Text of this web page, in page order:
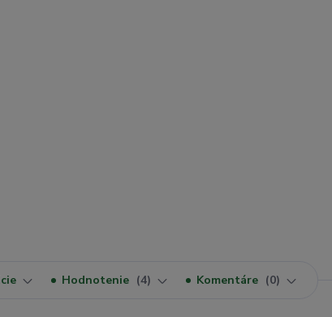
Hodnotenie 4 Komentáre 0